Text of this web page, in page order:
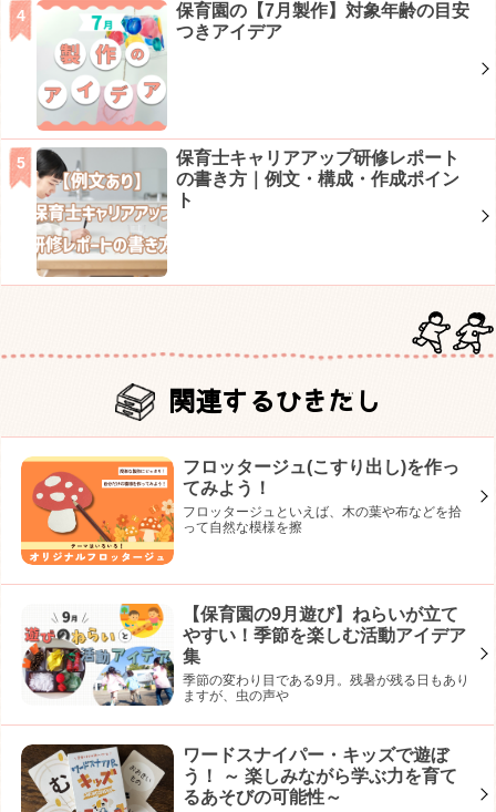
保育園の【7月製作】対象年齢の目安
つきアイデア
保育士キャリアアップ研修レポート
の書き方｜例文・構成・作成ポイン
ト
関連するひきだし
フロッタージュ(こすり出し)を作っ
てみよう！
フロッタージュといえば、木の葉や布などを拾
って自然な模様を擦
【保育園の9月遊び】ねらいが立て
やすい！季節を楽しむ活動アイデア
集
季節の変わり目である9月。残暑が残る日もあり
ますが、虫の声や
ワードスナイパー・キッズで遊ぼ
う！ ～ 楽しみながら学ぶ力を育て
るあそびの可能性～